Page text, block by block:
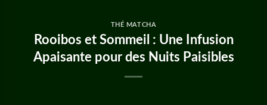
THÉ MATCHA
Rooibos et Sommeil : Une Infusion
Apaisante pour des Nuits Paisibles